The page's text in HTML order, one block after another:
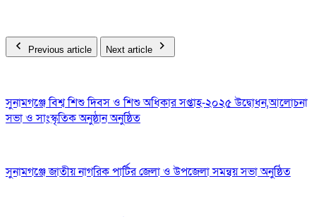
Previous article Next article
সুনামগঞ্জে বিশ্ব শিশু দিবস ও শিশু অধিকার সপ্তাহ-২০২৫ উদ্বোধন,আলোচনা
সভা ও সাংস্কৃতিক অনুষ্ঠান অনুষ্ঠিত
সুনামগঞ্জে জাতীয় নাগরিক পার্টির জেলা ও উপজেলা সমন্বয় সভা অনুষ্ঠিত